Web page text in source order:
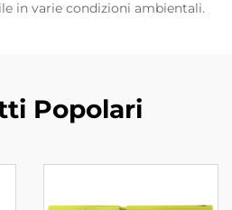
in varie condizioni ambientali.
Popolari